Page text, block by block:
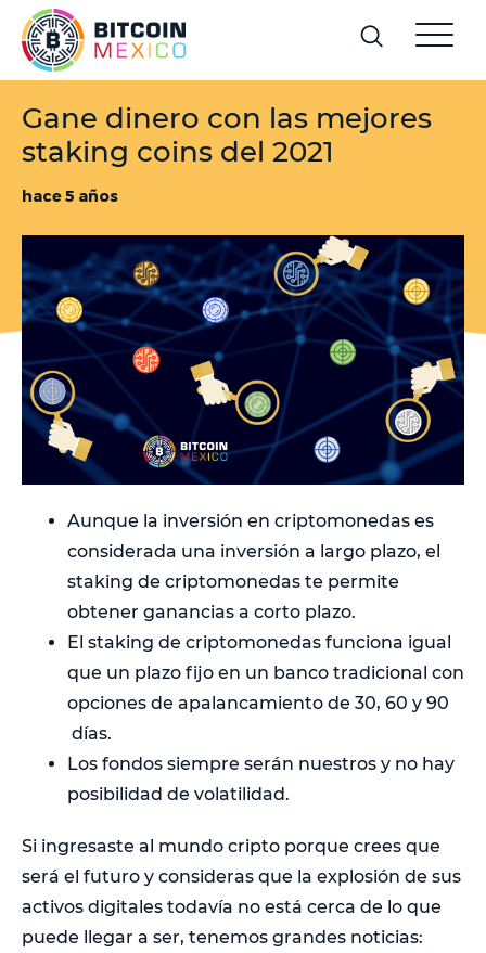
Gane dinero con las mejores
staking coins del 2021
hace 5 años
Aunque la inversión en criptomonedas es
considerada una inversión a largo plazo, el
staking de criptomonedas te permite
obtener ganancias a corto plazo.
El staking de criptomonedas funciona igual
que un plazo fijo en un banco tradicional con
opciones de apalancamiento de 30, 60 y 90
días.
Los fondos siempre serán nuestros y no hay
posibilidad de volatilidad.
Si ingresaste al mundo cripto porque crees que
será el futuro y consideras que la explosión de sus
activos digitales todavía no está cerca de lo que
puede llegar a ser, tenemos grandes noticias: